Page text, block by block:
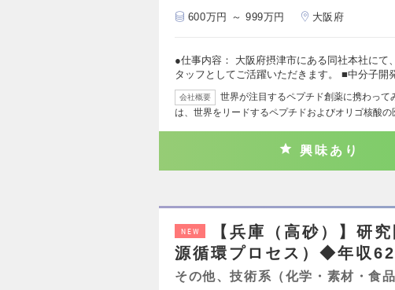
600万円 ～ 999万円 大阪府
●仕事内容： 大阪府摂津市にある同社本社にて
タッフとしてご活躍いただきます。 ■中分子開
会社概要
世界が注目するペプチド創薬に携わっ
は、世界をリードするペプチドおよびオリゴ核酸の
興味あり
NEW
【兵庫（高砂）】研
源循環プロセス）◆年収
その他、技術系（化学・素材・食品